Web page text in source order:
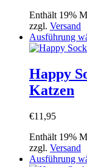
Enthält 19%
zzgl. Versand
Ausführung
Happy
Katzen
€11,95
Enthält 19%
zzgl. Versand
Ausführung